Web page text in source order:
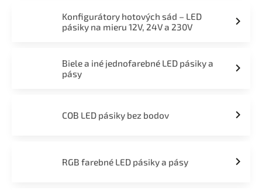
Konfigurátory hotových sád – LED
pásiky na mieru 12V, 24V a 230V
Biele a iné jednofarebné LED pásiky a
pásy
COB LED pásiky bez bodov
RGB farebné LED pásiky a pásy